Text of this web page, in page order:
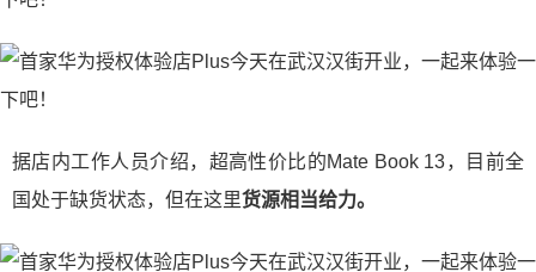
据店内工作人员介绍，超高性价比的Mate Book 13，目前全
国处于缺货状态，但在这里货源相当给力。